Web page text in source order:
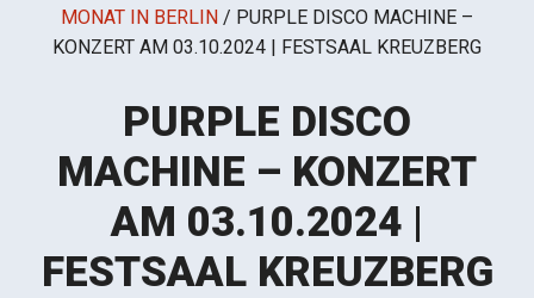
MONAT IN BERLIN / PURPLE DISCO MACHINE –
KONZERT AM 03.10.2024 | FESTSAAL KREUZBERG
PURPLE DISCO
MACHINE – KONZERT
AM 03.10.2024 |
FESTSAAL KREUZBERG